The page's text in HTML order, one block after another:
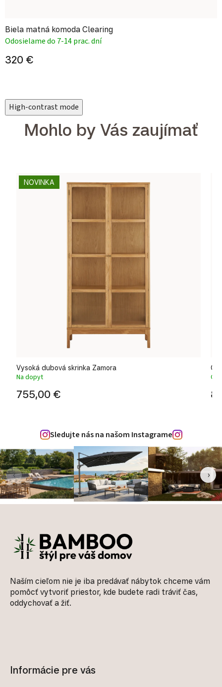
Biela matná komoda Clearing
Odosielame do 7-14 prac. dní
320 €
High-contrast mode
Mohlo by Vás zaujímať
NOVINKA
Vysoká dubová skrinka Zamora
Na dopyt
755,00 €
Sledujte nás na našom Instagrame
‹ ›
Naším cieľom nie je iba predávať nábytok chceme vám
pomôcť vytvoriť priestor, kde budete radi tráviť čas,
oddychovať a žiť.
Informácie pre vás